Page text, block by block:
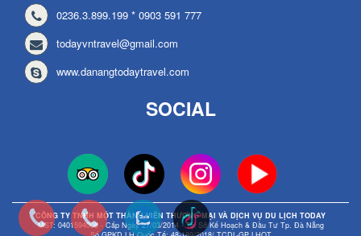
0236.3.899.199 * 0903 591 777
todayvntravel@gmail.com
www.danangtodaytravel.com
SOCIAL
CÔNG TY TNHH MỘT THÀNH VIÊN THƯƠNG MẠI VÀ DỊCH VỤ DU LỊCH TODAY
MST: 0401594008 - Cấp Ngày 27/03/2014 - Tại Sở Kế Hoạch & Đầu Tư Tp. Đà Nẵng